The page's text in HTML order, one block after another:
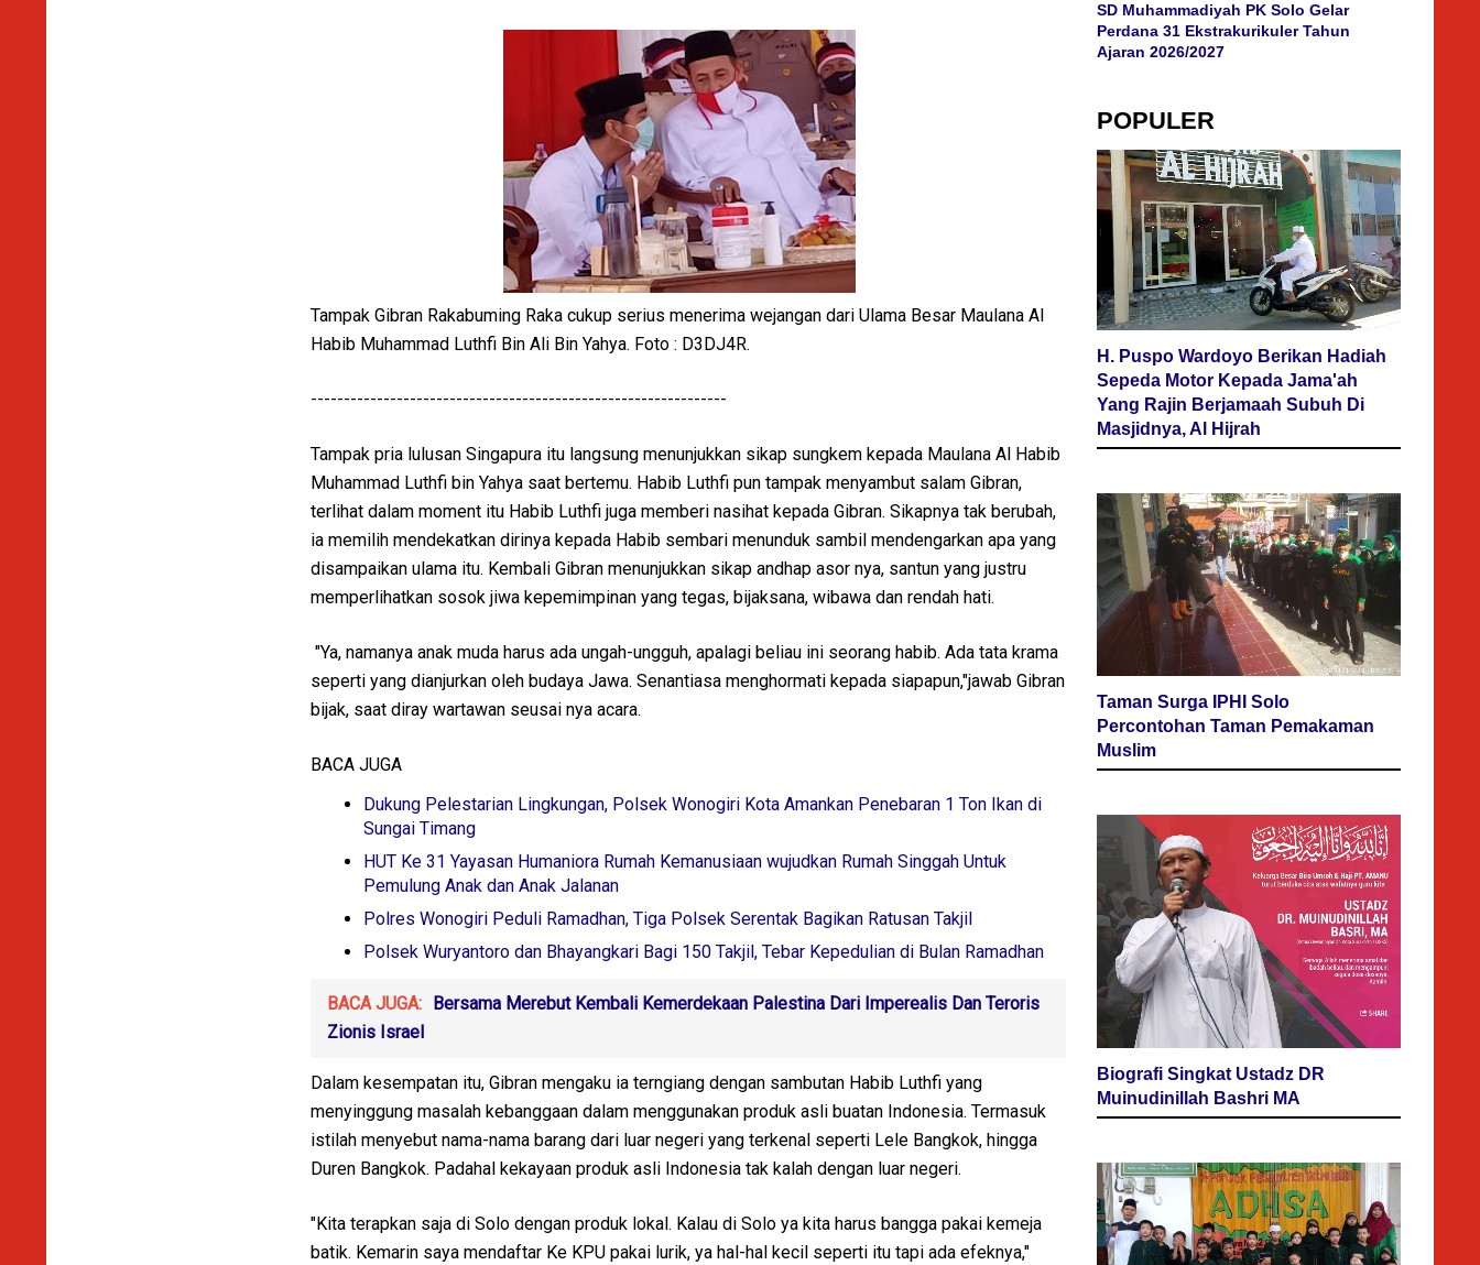
Tampak Gibran Rakabuming Raka cukup serius menerima wejangan dari Ulama Besar Maulana Al
Habib Muhammad Luthfi Bin Ali Bin Yahya. Foto : D3DJ4R.
---------------------------------------------------------------
Tampak pria lulusan Singapura itu langsung menunjukkan sikap sungkem kepada Maulana Al Habib
Muhammad Luthfi bin Yahya saat bertemu. Habib Luthfi pun tampak menyambut salam Gibran,
terlihat dalam moment itu Habib Luthfi juga memberi nasihat kepada Gibran. Sikapnya tak berubah,
ia memilih mendekatkan dirinya kepada Habib sembari menunduk sambil mendengarkan apa yang
disampaikan ulama itu. Kembali Gibran menunjukkan sikap andhap asor nya, santun yang justru
memperlihatkan sosok jiwa kepemimpinan yang tegas, bijaksana, wibawa dan rendah hati.
"Ya, namanya anak muda harus ada ungah-ungguh, apalagi beliau ini seorang habib. Ada tata krama
seperti yang dianjurkan oleh budaya Jawa. Senantiasa menghormati kepada siapapun,"jawab Gibran
bijak, saat diray wartawan seusai nya acara.
BACA JUGA
Dukung Pelestarian Lingkungan, Polsek Wonogiri Kota Amankan Penebaran 1 Ton Ikan di
Sungai Timang
HUT Ke 31 Yayasan Humaniora Rumah Kemanusiaan wujudkan Rumah Singgah Untuk
Pemulung Anak dan Anak Jalanan
Polres Wonogiri Peduli Ramadhan, Tiga Polsek Serentak Bagikan Ratusan Takjil
Polsek Wuryantoro dan Bhayangkari Bagi 150 Takjil, Tebar Kepedulian di Bulan Ramadhan
BACA JUGA:
Bersama Merebut Kembali Kemerdekaan Palestina Dari Imperealis Dan Teroris
Zionis Israel
Dalam kesempatan itu, Gibran mengaku ia terngiang dengan sambutan Habib Luthfi yang
menyinggung masalah kebanggaan dalam menggunakan produk asli buatan Indonesia. Termasuk
istilah menyebut nama-nama barang dari luar negeri yang terkenal seperti Lele Bangkok, hingga
Duren Bangkok. Padahal kekayaan produk asli Indonesia tak kalah dengan luar negeri.
"Kita terapkan saja di Solo dengan produk lokal. Kalau di Solo ya kita harus bangga pakai kemeja
batik. Kemarin saya mendaftar Ke KPU pakai lurik, ya hal-hal kecil seperti itu tapi ada efeknya,"
SD Muhammadiyah PK Solo Gelar
Perdana 31 Ekstrakurikuler Tahun
Ajaran 2026/2027
POPULER
H. Puspo Wardoyo Berikan Hadiah
Sepeda Motor Kepada Jama'ah
Yang Rajin Berjamaah Subuh Di
Masjidnya, Al Hijrah
Taman Surga IPHI Solo
Percontohan Taman Pemakaman
Muslim
Biografi Singkat Ustadz DR
Muinudinillah Bashri MA